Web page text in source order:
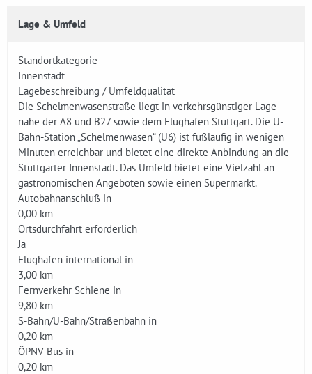
Lage & Umfeld
Standortkategorie
Innenstadt
Lagebeschreibung / Umfeldqualität
Die Schelmenwasenstraße liegt in verkehrsgünstiger Lage
nahe der A8 und B27 sowie dem Flughafen Stuttgart. Die U-
Bahn-Station „Schelmenwasen“ (U6) ist fußläufig in wenigen
Minuten erreichbar und bietet eine direkte Anbindung an die
Stuttgarter Innenstadt. Das Umfeld bietet eine Vielzahl an
gastronomischen Angeboten sowie einen Supermarkt.
Autobahnanschluß in
0,00 km
Ortsdurchfahrt erforderlich
Ja
Flughafen international in
3,00 km
Fernverkehr Schiene in
9,80 km
S-Bahn/U-Bahn/Straßenbahn in
0,20 km
ÖPNV-Bus in
0,20 km